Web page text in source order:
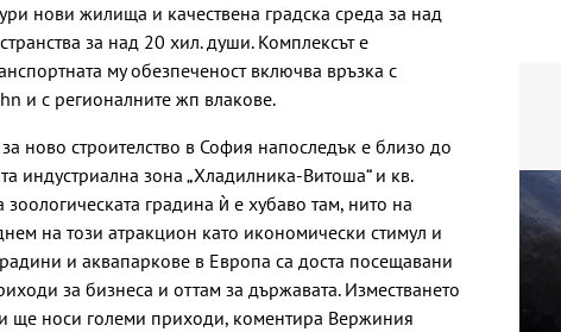
нови жилища и качествена градска среда за над
за над 20 хил. души. Комплексът е
му обезпеченост включва връзка с
и с регионалните жп влакове.
ново строителство в София напоследък е близо до
индустриална зона „Хладилника-Витоша“ и кв.
зоологическата градина ѝ е хубаво там, нито на
на този атракцион като икономически стимул и
и аквапаркове в Европа са доста посещавани
за бизнеса и оттам за държавата. Изместването
ще носи големи приходи, коментира Вержиния